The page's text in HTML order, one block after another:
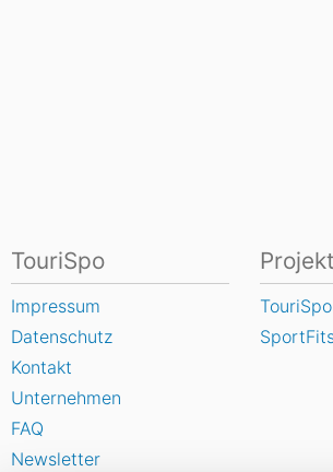
TouriSpo
Impressum
Datenschutz
Kontakt
Unternehmen
FAQ
Newsletter
TouriSpo